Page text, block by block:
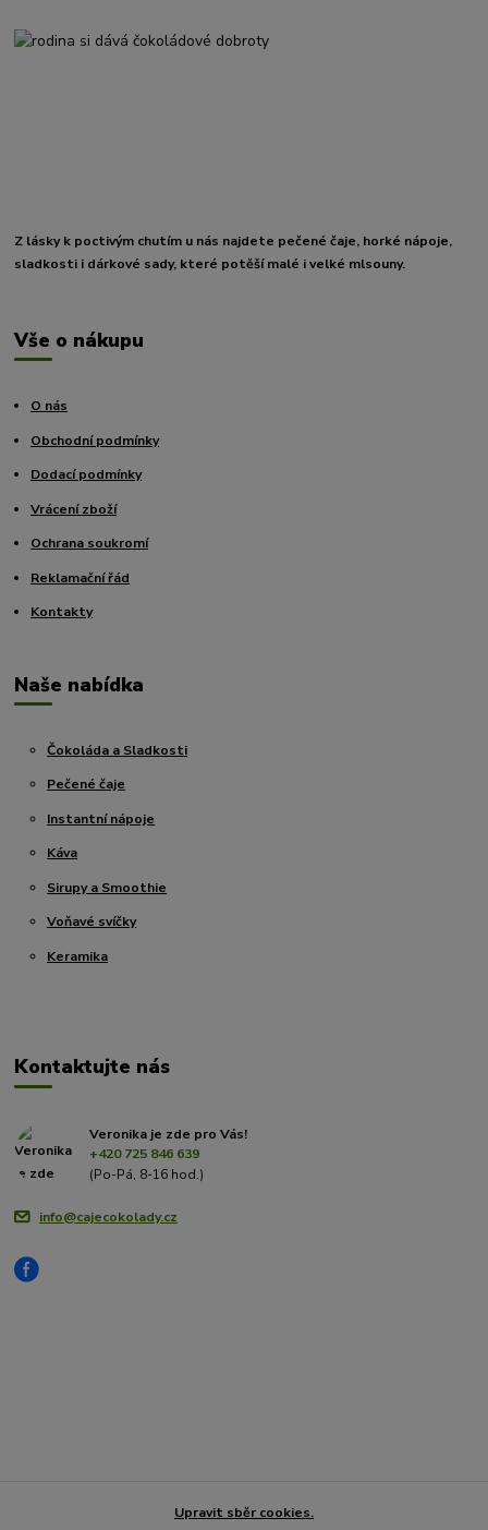
Z lásky k poctivým chutím u nás najdete pečené čaje, horké nápoje,
sladkosti i dárkové sady, které potěší malé i velké mlsouny.
Vše o nákupu
O nás
Obchodní podmínky
Dodací podmínky
Vrácení zboží
Ochrana soukromí
Reklamační řád
Kontakty
Naše nabídka
Čokoláda a Sladkosti
Pečené čaje
Instantní nápoje
Káva
Sirupy a Smoothie
Voňavé svíčky
Keramika
Kontaktujte nás
Veronika je zde pro Vás!
+420 725 846 639
(Po-Pá, 8-16 hod.)
info@cajecokolady.cz
Upravit sběr cookies.